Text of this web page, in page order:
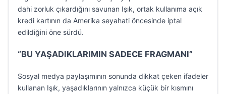
dahi zorluk çıkardığını savunan Işık, ortak kullanıma açık
kredi kartının da Amerika seyahati öncesinde iptal
edildiğini öne sürdü.
“BU YAŞADIKLARIMIN SADECE FRAGMANI”
Sosyal medya paylaşımının sonunda dikkat çeken ifadeler
kullanan Işık, yaşadıklarının yalnızca küçük bir kısmını